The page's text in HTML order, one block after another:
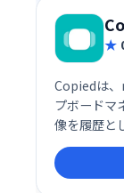
Copiedは、
プボードマ
像を履歴と
ることが
ドを同期す
させ、快